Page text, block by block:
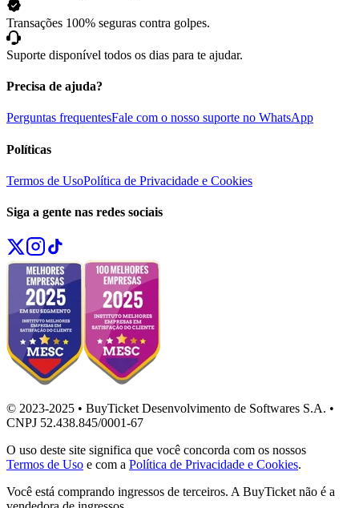
Transações 100% seguras contra golpes.
Suporte disponível todos os dias para te ajudar.
Precisa de ajuda?
Perguntas frequentesFale com o nosso suporte no WhatsApp
Políticas
Termos de UsoPolítica de Privacidade e Cookies
Siga a gente nas redes sociais
© 2023-2025 • BuyTicket Desenvolvimento de Softwares S.A. •
CNPJ 52.438.845/0001-67
O uso deste site significa que você concorda com os nossos
Termos de Uso e com a Política de Privacidade e Cookies.
Você está comprando ingressos de terceiros. A BuyTicket não é a